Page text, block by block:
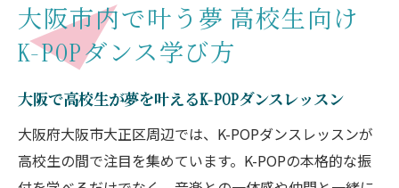
大阪市内で叶う夢 高校生向け
K-POPダンス学び方
大阪で高校生が夢を叶えるK-POPダンスレッスン
大阪府大阪市大正区周辺では、K-POPダンスレッスンが
高校生の間で注目を集めています。K-POPの本格的な振